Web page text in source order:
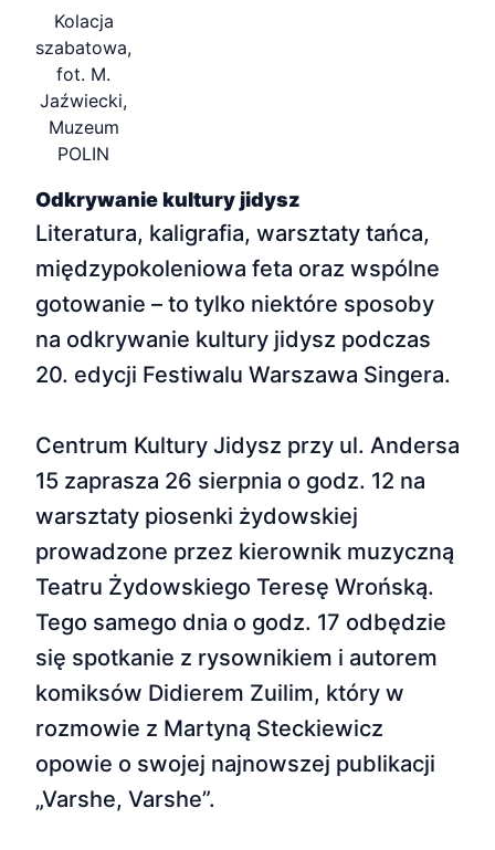
Kolacja
szabatowa,
fot. M.
Jaźwiecki,
Muzeum
POLIN
Odkrywanie kultury jidysz
Literatura, kaligrafia, warsztaty tańca,
międzypokoleniowa feta oraz wspólne
gotowanie – to tylko niektóre sposoby
na odkrywanie kultury jidysz podczas
20. edycji Festiwalu Warszawa Singera.
Centrum Kultury Jidysz przy ul. Andersa
15 zaprasza 26 sierpnia o godz. 12 na
warsztaty piosenki żydowskiej
prowadzone przez kierownik muzyczną
Teatru Żydowskiego Teresę Wrońską.
Tego samego dnia o godz. 17 odbędzie
się spotkanie z rysownikiem i autorem
komiksów Didierem Zuilim, który w
rozmowie z Martyną Steckiewicz
opowie o swojej najnowszej publikacji
„Varshe, Varshe”.